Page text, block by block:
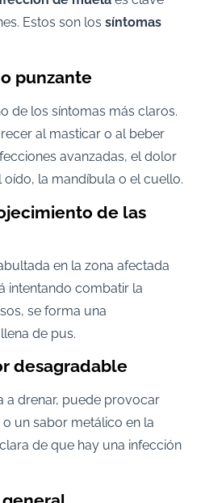
Estos son los síntomas
punzante
de los síntomas más claros.
al masticar o al beber
avanzadas, el dolor
oído, la mandíbula o el cuello.
de las
en la zona afectada
intentando combatir la
se forma una
de pus.
desagradable
a drenar, puede provocar
o un sabor metálico en la
de que hay una infección